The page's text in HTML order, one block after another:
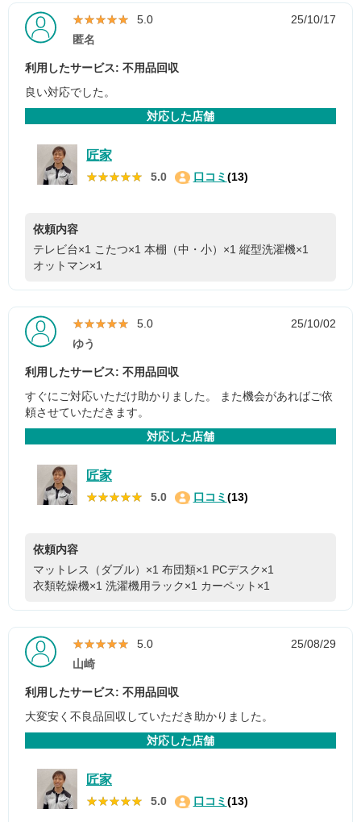
★★★★★
★★★★★ 5.0
25/10/17
匿名
利用したサービス: 不用品回収
良い対応でした。
対応した店舗
匠家
★★★★★
★★★★★ 5.0 口コミ (13)
依頼内容
テレビ台×1 こたつ×1 本棚（中・小）×1 縦型洗濯機×1
オットマン×1
★★★★★
★★★★★ 5.0
25/10/02
ゆう
利用したサービス: 不用品回収
すぐにご対応いただけ助かりました。 また機会があればご依
頼させていただきます。
対応した店舗
匠家
★★★★★
★★★★★ 5.0 口コミ (13)
依頼内容
マットレス（ダブル）×1 布団類×1 PCデスク×1
衣類乾燥機×1 洗濯機用ラック×1 カーペット×1
★★★★★
★★★★★ 5.0
25/08/29
山崎
利用したサービス: 不用品回収
大変安く不良品回収していただき助かりました。
対応した店舗
匠家
★★★★★
★★★★★ 5.0 口コミ (13)